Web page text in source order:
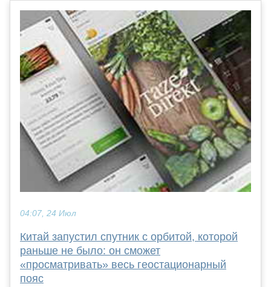
04:07, 24 Июл
Китай запустил спутник с орбитой, которой
раньше не было: он сможет
«просматривать» весь геостационарный
пояс